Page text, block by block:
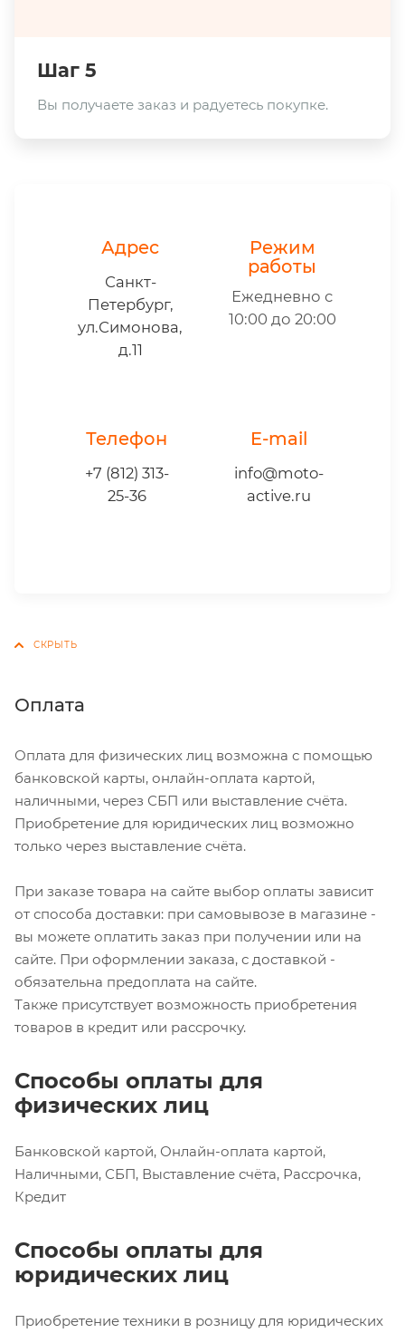
Шаг 5
Вы получаете заказ и радуетесь покупке.
Адрес
Санкт-
Петербург,
ул.Симонова,
д.11
Режим
работы
Ежедневно с
10:00 до 20:00
Телефон
+7 (812) 313-
25-36
E-mail
info@moto-
active.ru
Оплата
Оплата для физических лиц возможна с помощью
банковской карты, онлайн-оплата картой,
наличными, через СБП или выставление счёта.
Приобретение для юридических лиц возможно
только через выставление счёта.
При заказе товара на сайте выбор оплаты зависит
от способа доставки: при самовывозе в магазине -
вы можете оплатить заказ при получении или на
сайте. При оформлении заказа, с доставкой -
обязательна предоплата на сайте.
Также присутствует возможность приобретения
товаров в кредит или рассрочку.
Способы оплаты для
физических лиц
Банковской картой, Онлайн-оплата картой,
Наличными, СБП, Выставление счёта, Рассрочка,
Кредит
Способы оплаты для
юридических лиц
Приобретение техники в розницу для юридических